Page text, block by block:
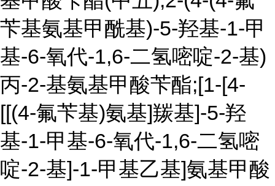
苄基氨基甲酰基)-5-羟基-1-甲
基-6-氧代-1,6-二氢嘧啶-2-基)
丙-2-基氨基甲酸苄酯;[1-[4-
[[(4-氟苄基)氨基]羰基]-5-羟
基-1-甲基-6-氧代-1,6-二氢嘧
啶-2-基]-1-甲基乙基]氨基甲酸